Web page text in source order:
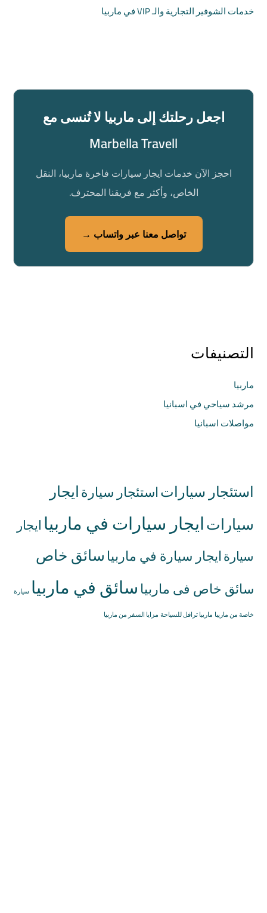
خدمات الشوفير التجارية والـ VIP في ماربيا
اجعل رحلتك إلى ماربيا لا تُنسى مع
Marbella Travell
احجز الآن خدمات ايجار سيارات فاخرة ماربيا، النقل
الخاص، وأكثر مع فريقنا المحترف.
تواصل معنا عبر واتساب →
التصنيفات
ماربيا
مرشد سياحي في اسبانيا
مواصلات اسبانيا
استئجار سياراتاستئجار سيارةايجار
سياراتايجار سيارات في ماربياايجار
سيارةايجار سيارة في ماربياسائق خاص
سائق خاص فى ماربياسائق في ماربياسيارة
خاصة من ماريباماريبا ترافل للسياحةمزايا السفر من ماربيا